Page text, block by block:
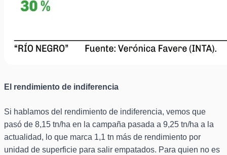
El rendimiento de indiferencia
Si hablamos del rendimiento de indiferencia, vemos que
pasó de 8,15 tn/ha en la campaña pasada a 9,25 tn/ha a la
actualidad, lo que marca 1,1 tn más de rendimiento por
unidad de superficie para salir empatados. Para quien no es